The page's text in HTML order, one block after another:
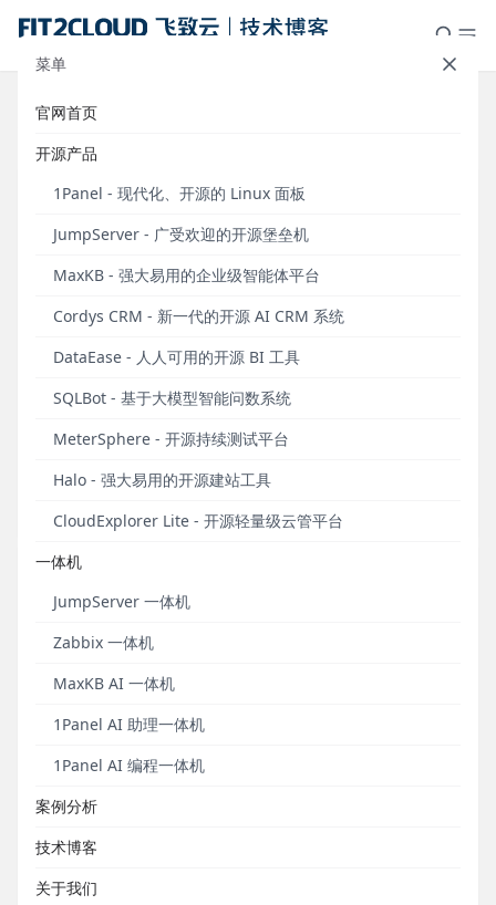
菜单
官网首页
开源产品
1Panel - 现代化、开源的 Linux 面板
JumpServer - 广受欢迎的开源堡垒机
MaxKB - 强大易用的企业级智能体平台
Cordys CRM - 新一代的开源 AI CRM 系统
DataEase - 人人可用的开源 BI 工具
SQLBot - 基于大模型智能问数系统
MeterSphere - 开源持续测试平台
Halo - 强大易用的开源建站工具
CloudExplorer Lite - 开源轻量级云管平台
一体机
JumpServer 一体机
Zabbix 一体机
MaxKB AI 一体机
1Panel AI 助理一体机
1Panel AI 编程一体机
案例分析
技术博客
关于我们
标签：Selenium
通过MeterSphere的UI测试模块实现H5翻页测试
通过MeterSphere平台实现H5页面模拟滑动。
发布于 2023年03月29日
MeterSphere之UI测试滑块验证及页面滚动条问题
处理
登录滑块验证的实现及页面滚动条导致的元素识别问题处理。